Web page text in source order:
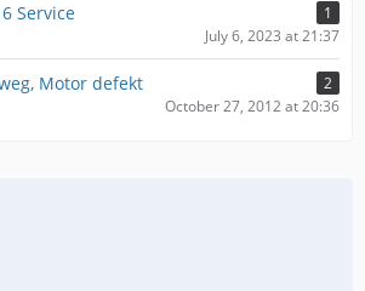
Service
1
July 6, 2023 at 21:37
Motor defekt
2
October 27, 2012 at 20:36